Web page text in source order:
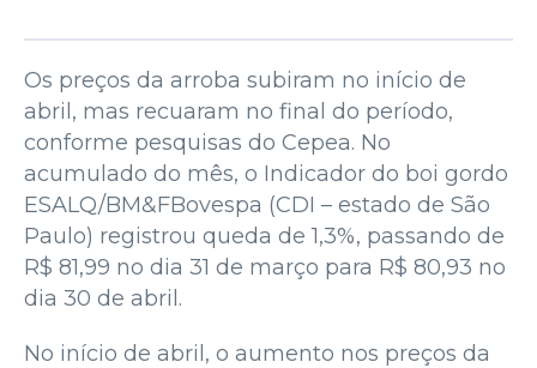
Os preços da arroba subiram no início de
abril, mas recuaram no final do período,
conforme pesquisas do Cepea. No
acumulado do mês, o Indicador do boi gordo
ESALQ/BM&FBovespa (CDI – estado de São
Paulo) registrou queda de 1,3%, passando de
R$ 81,99 no dia 31 de março para R$ 80,93 no
dia 30 de abril.
No início de abril, o aumento nos preços da